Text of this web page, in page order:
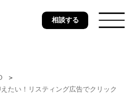
相談する
たい！リスティング広告でクリック